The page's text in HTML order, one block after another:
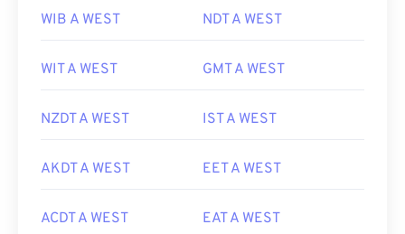
WIB A WEST NDT A WEST
WIT A WEST GMT A WEST
NZDT A WEST IST A WEST
AKDT A WEST EET A WEST
ACDT A WEST EAT A WEST